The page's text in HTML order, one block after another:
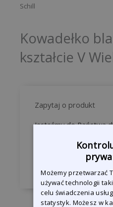
Schill
Kowadełko
kształcie V
Zapytaj o produkt
Jesteśmy do Państwa
Skontaktuj się z
Możemy przetwarzać
używać technologii
celu świadczenia
statystyk. Możesz w